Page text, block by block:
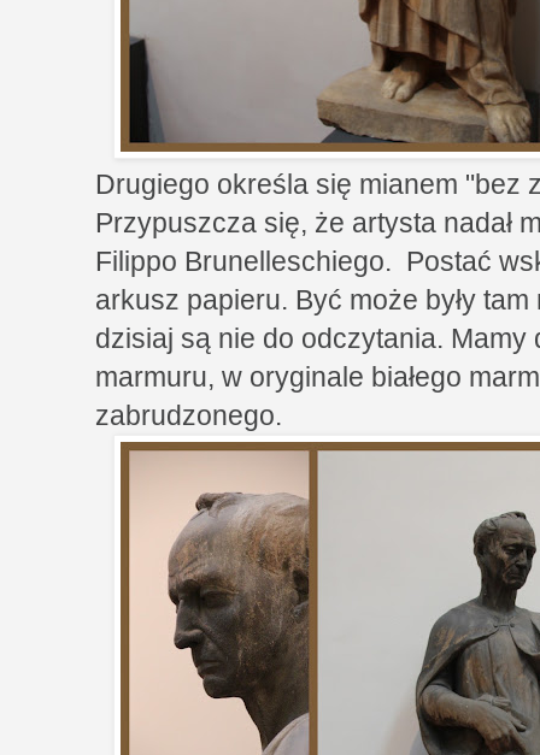
Drugiego określa się mianem "bez
Przypuszcza się, że artysta nadał
Filippo Brunelleschiego. Postać
arkusz papieru. Być może były
dzisiaj są nie do odczytania.
marmuru, w oryginale białego
zabrudzonego.